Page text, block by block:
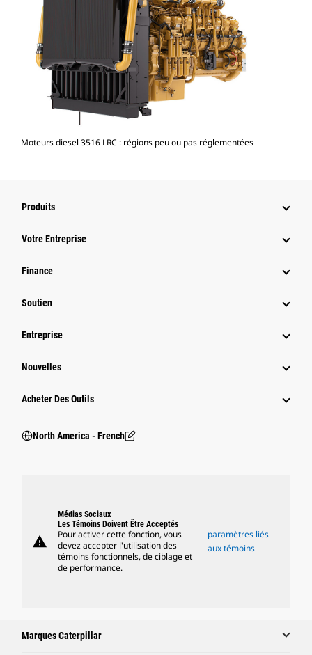
Moteurs diesel 3516 LRC : régions peu ou pas réglementées
Produits
Votre Entreprise
Finance
Soutien
Entreprise
Nouvelles
Acheter Des Outils
North America - French
warning
Médias Sociaux
Les Témoins Doivent Être Acceptés
Pour activer cette fonction, vous
devez accepter l'utilisation des
témoins fonctionnels, de ciblage et
de performance.
paramètres liés
aux témoins
Marques Caterpillar